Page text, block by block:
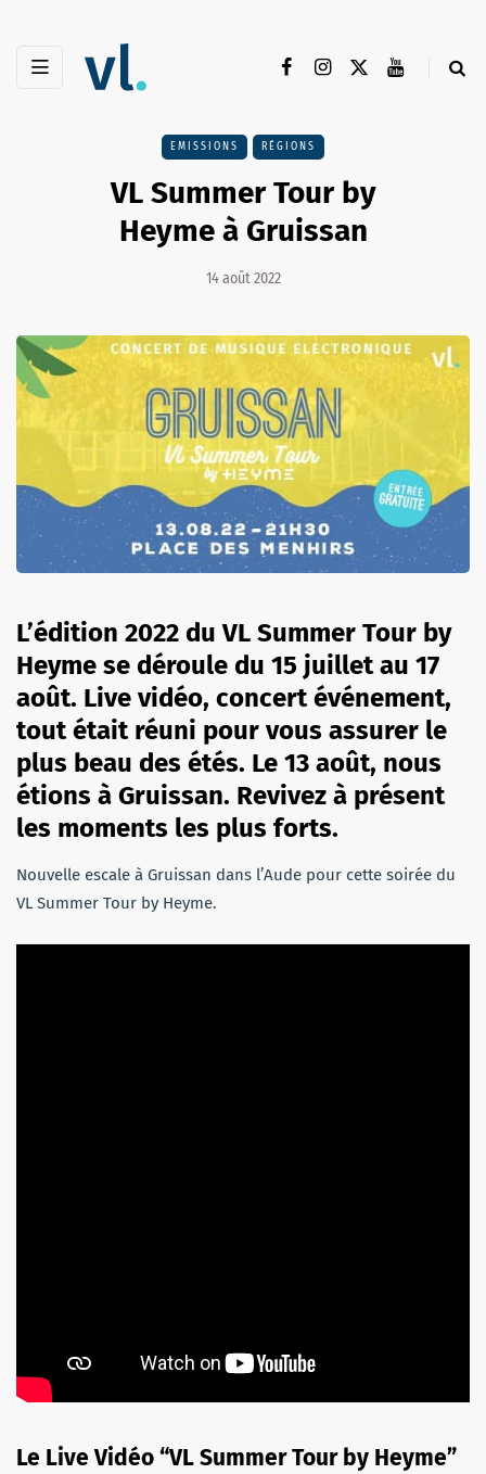
EMISSIONS RÉGIONS
VL Summer Tour by
Heyme à Gruissan
14 août 2022
L’édition 2022 du VL Summer Tour by
Heyme se déroule du 15 juillet au 17
août. Live vidéo, concert événement,
tout était réuni pour vous assurer le
plus beau des étés. Le 13 août, nous
étions à Gruissan. Revivez à présent
les moments les plus forts.
Nouvelle escale à Gruissan dans l’Aude pour cette soirée du
VL Summer Tour by Heyme.
Le Live Vidéo “VL Summer Tour by Heyme”